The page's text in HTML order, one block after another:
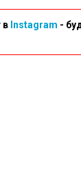
в Instagram -